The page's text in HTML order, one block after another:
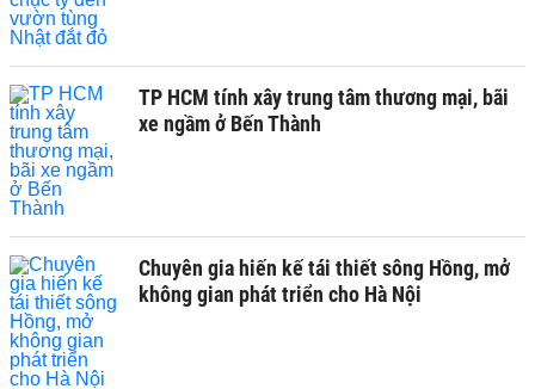
TP HCM tính xây trung tâm thương mại, bãi
xe ngầm ở Bến Thành
Chuyên gia hiến kế tái thiết sông Hồng, mở
không gian phát triển cho Hà Nội